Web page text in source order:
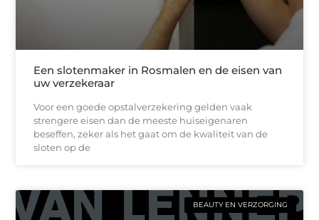
Een slotenmaker in Rosmalen en de eisen van
uw verzekeraar
Voor een goede opstalverzekering gelden vaak
strengere eisen dan de meeste huiseigenaren
beseffen, zeker als het gaat om de kwaliteit van de
sloten op de
BEAUTY EN VERZORGING